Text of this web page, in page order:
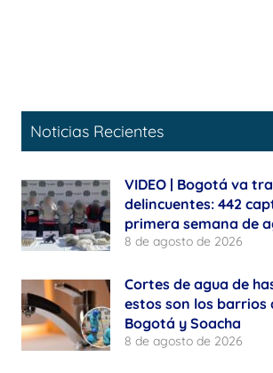
Noticias Recientes
VIDEO | Bogotá va
delincuentes: 442
primera semana de
8 de agosto de 2026
Cortes de agua de
estos son los barrios
Bogotá y Soacha
8 de agosto de 2026